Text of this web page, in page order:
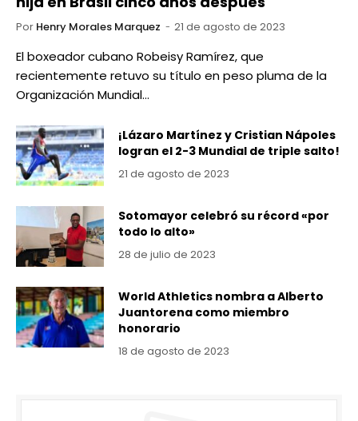
Por Henry Morales Marquez 21 de agosto de 2023
El boxeador cubano Robeisy Ramírez, que
recientemente retuvo su título en peso pluma de la
Organización Mundial…
¡Lázaro Martínez y Cristian Nápoles
logran el 2-3 Mundial de triple salto!
21 de agosto de 2023
Sotomayor celebró su récord «por
todo lo alto»
28 de julio de 2023
World Athletics nombra a Alberto
Juantorena como miembro
honorario
18 de agosto de 2023